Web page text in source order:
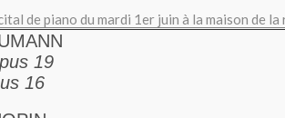
de piano du mardi 1er juin à la maison de la
19
16